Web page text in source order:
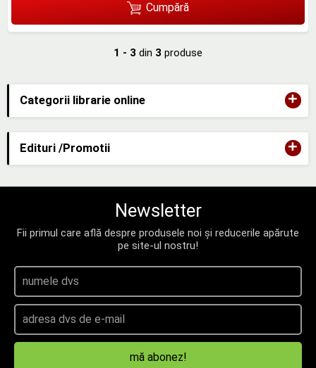
Categorii librarie online +
Edituri /Promotii +
Cumpără
1 - 3 din 3 produse
Newsletter
Fii primul care află despre produsele noi și reducerile apărute
pe site-ul nostru!
mă abonez!